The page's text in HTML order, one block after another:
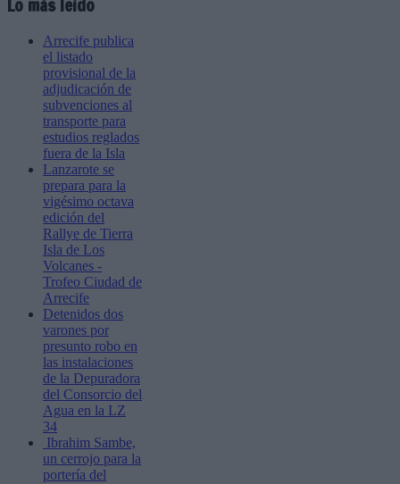
Lo más leído
Arrecife publica
el listado
provisional de la
adjudicación de
subvenciones al
transporte para
estudios reglados
fuera de la Isla
Lanzarote se
prepara para la
vigésimo octava
edición del
Rallye de Tierra
Isla de Los
Volcanes -
Trofeo Ciudad de
Arrecife
Detenidos dos
varones por
presunto robo en
las instalaciones
de la Depuradora
del Consorcio del
Agua en la LZ
34
Ibrahim Sambe,
un cerrojo para la
portería del